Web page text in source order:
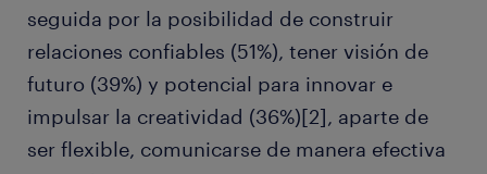
seguida por la posibilidad de construir
relaciones confiables (51%), tener visión de
futuro (39%) y potencial para innovar e
impulsar la creatividad (36%)[2], aparte de
ser flexible, comunicarse de manera efectiva